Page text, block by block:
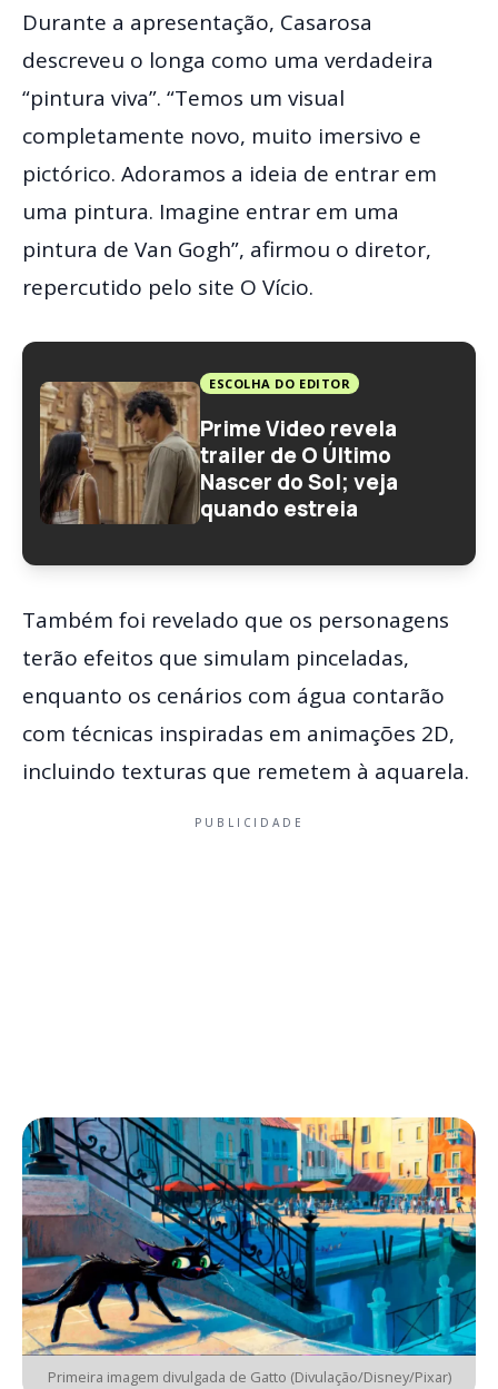
Durante a apresentação, Casarosa
descreveu o longa como uma verdadeira
“pintura viva”. “Temos um visual
completamente novo, muito imersivo e
pictórico. Adoramos a ideia de entrar em
uma pintura. Imagine entrar em uma
pintura de Van Gogh”, afirmou o diretor,
repercutido pelo site O Vício.
ESCOLHA DO EDITOR
Prime Video revela
trailer de O Último
Nascer do Sol; veja
quando estreia
Também foi revelado que os personagens
terão efeitos que simulam pinceladas,
enquanto os cenários com água contarão
com técnicas inspiradas em animações 2D,
incluindo texturas que remetem à aquarela.
PUBLICIDADE
Primeira imagem divulgada de Gatto (Divulação/Disney/Pixar)